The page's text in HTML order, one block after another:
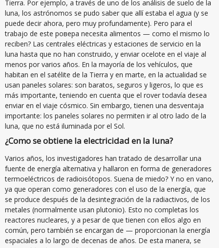
Tierra. Por ejemplo, a través de uno de los análisis de suelo de la
luna, los astrónomos se pudo saber que allí estaba el agua (y se
puede decir ahora, pero muy profundamente). Pero para el
trabajo de este ровера necesita alimentos — como el mismo lo
reciben? Las centrales eléctricas y estaciones de servicio en la
luna hasta que no han construido, y enviar ocelote en el viaje al
menos por varios años. En la mayoría de los vehículos, que
habitan en el satélite de la Tierra y en marte, en la actualidad se
usan paneles solares: son baratos, seguros y ligeros, lo que es
más importante, teniendo en cuenta que el rover todavía desea
enviar en el viaje cósmico. Sin embargo, tienen una desventaja
importante: los paneles solares no permiten ir al otro lado de la
luna, que no está iluminada por el Sol.
¿Como se obtiene la electricidad en la luna?
Varios años, los investigadores han tratado de desarrollar una
fuente de energía alternativa y hallaron en forma de generadores
termoeléctricos de radioisótopos. Suena de miedo? Y no en vano,
ya que operan como generadores con el uso de la energía, que
se produce después de la desintegración de la radiactivos, de los
metales (normalmente usan plutonio). Esto no completas los
reactores nucleares, y a pesar de que tienen con ellos algo en
común, pero también se encargan de — proporcionan la energía
espaciales a lo largo de decenas de años. De esta manera, se